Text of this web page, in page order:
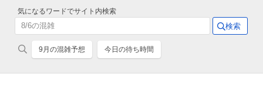
気になるワードでサイト内検索
9月の混雑予想 今日の待ち時間